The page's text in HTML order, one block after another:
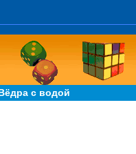
с водой